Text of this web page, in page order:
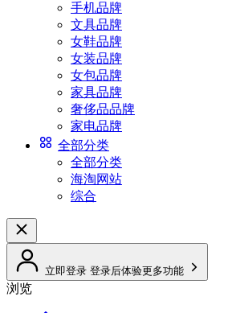
手机品牌
文具品牌
女鞋品牌
女装品牌
女包品牌
家具品牌
奢侈品品牌
家电品牌
全部分类
全部分类
海淘网站
综合
立即登录 登录后体验更多功能
浏览